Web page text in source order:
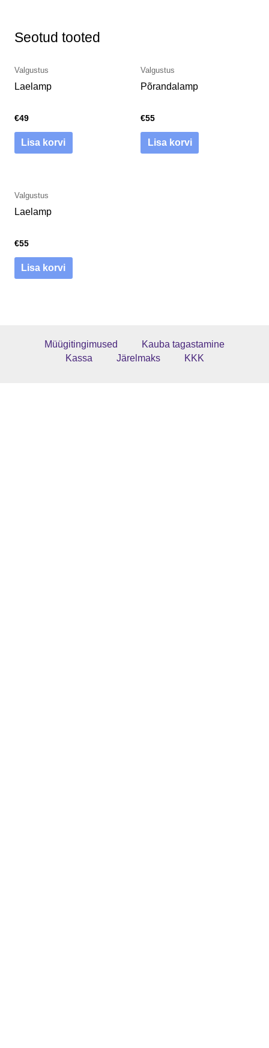
Seotud tooted
Valgustus
Laelamp
€49
Lisa korvi
Valgustus
Põrandalamp
€55
Lisa korvi
Valgustus
Laelamp
€55
Lisa korvi
Müügitingimused
Kauba tagastamine
Kassa
Järelmaks KKK